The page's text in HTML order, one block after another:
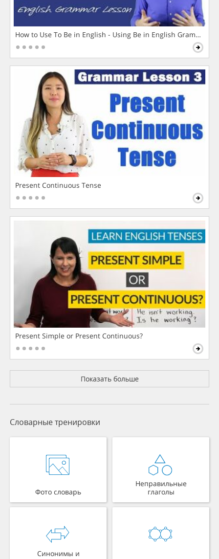
How to Use To Be in English - Using Be in English Grammar
Present Continuous Tense
Present Simple or Present Continuous?
Показать больше
Словарные тренировки
Фото словарь
Неправильные
глаголы
Синонимы и